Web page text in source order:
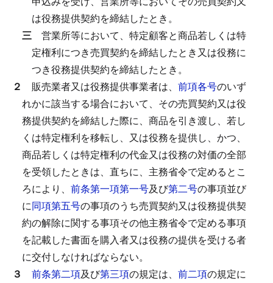
は役務提供契約を締結したとき。
三 営業所等において、特定顧客と商品若しくは特
定権利につき売買契約を締結したとき又は役務に
つき役務提供契約を締結したとき。
２ 販売業者又は役務提供事業者は、 前項各号のいず
れかに該当する場合において、その売買契約又は役
務提供契約を締結した際に、商品を引き渡し、若し
くは特定権利を移転し、又は役務を提供し、かつ、
商品若しくは特定権利の代金又は役務の対価の全部
を受領したときは、直ちに、主務省令で定めるとこ
ろにより、 前条第一項第一号及び第二号の事項並び
に同項第五号の事項のうち売買契約又は役務提供契
約の解除に関する事項その他主務省令で定める事項
を記載した書面を購入者又は役務の提供を受ける者
に交付しなければならない。
３ 前条第二項及び第三項の規定は、 前二項の規定に